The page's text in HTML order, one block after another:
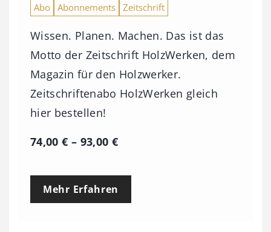
Abo Abonnements Zeitschrift
Wissen. Planen. Machen. Das ist das
Motto der Zeitschrift HolzWerken, dem
Magazin für den Holzwerker.
Zeitschriftenabo HolzWerken gleich
hier bestellen!
74,00€ – 93,00 €P
e
Mehr Erfahren